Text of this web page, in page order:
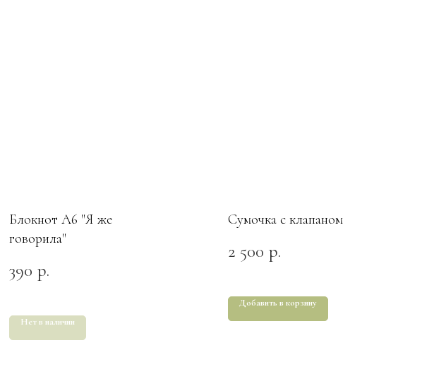
Блокнот А6 "Я же
говорила"
390 р.
Нет в наличии
Сумочка с клапаном
2 500 р.
Добавить в корзину